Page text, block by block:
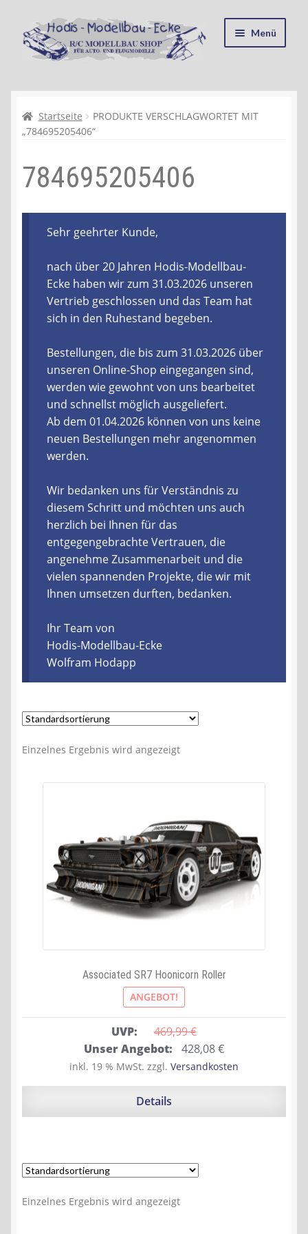
Zur
Navigation
springen
Zum
Inhalt
springen
Menü
Kasse
Recycling, Entsorgung und Umwelt
Shop
Warenkorb
Ablauf einer Bestellung
Zahlungsarten
Lieferzeit & Verfügbarkeit
Gutschein
Batterien- und Akku Verordnung
Elektro- und Elektronikgeräte Verordnung
Öle- und Schmierstoff Verordnung
Vereine & Foren
Kontakt
Startseite
PRODUKTE VERSCHLAGWORTET MIT
„784695205406“
784695205406
Sehr geehrter Kunde,
nach über 20 Jahren Hodis-Modellbau-
Ecke haben wir zum 31.03.2026 unseren
Vertrieb geschlossen und das Team hat
sich in den Ruhestand begeben.
Bestellungen, die bis zum 31.03.2026 über
unseren Online-Shop eingegangen sind,
werden wie gewohnt von uns bearbeitet
und schnellst möglich ausgeliefert.
Ab dem 01.04.2026 können von uns keine
neuen Bestellungen mehr angenommen
werden.
Wir bedanken uns für Verständnis zu
diesem Schritt und möchten uns auch
herzlich bei Ihnen für das
entgegengebrachte Vertrauen, die
angenehme Zusammenarbeit und die
vielen spannenden Projekte, die wir mit
Ihnen umsetzen durften, bedanken.
Ihr Team von
Hodis-Modellbau-Ecke
Wolfram Hodapp
Einzelnes Ergebnis wird angezeigt
Associated SR7 Hoonicorn Roller
ANGEBOT!
UVP: 469,99 €
Ursprünglicher
Preis
war:
Unser Angebot: 428,08€Aktueller
Preis
ist:
inkl. 19 % MwSt. zzgl. Versandkosten
Details
Einzelnes Ergebnis wird angezeigt